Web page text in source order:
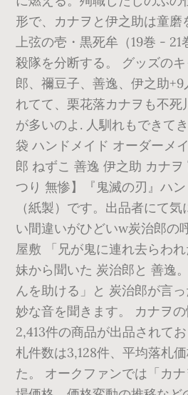
形で、カナヲと伊之助は童磨
上弦の壱・黒死牟（19巻 -
殺隊を分断する。 グッズの
郎、禰豆子、善逸、伊之助+9
れてて、栗花落カナヲも不死
が多いのよ. 人馴れもできて
袋 ハンドメイド オーダーメ
郎 ねずこ 善逸 伊之助 カナ
つり 無惨】『鬼滅の刃』ハ
（紙製）です。出品者にて
い間違いがひどいw炭治郎の
屋敷 「兄が鬼に連れ去らわ
妹から聞いた 炭治郎と 善逸
んを助ける」と 炭治郎が言
妙な音を聞きます。 カナヲ
2,413件の商品が出品されて
札件数は3,128件、平均落札
た。 オークファンでは「カ